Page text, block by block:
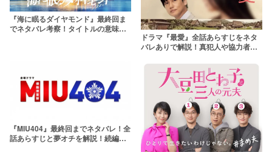
『海に眠るダイヤモンド』最終回ま
でネタバレ考察！タイトルの意味
ドラマ『最愛』全話あらすじをネタ
バレありで解説！真犯人や協力者の
『MIU404』最終回までネタバレ！全
話あらすじと夢オチを解説！続編が